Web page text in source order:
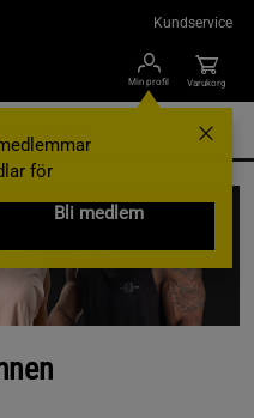
Kundservice
Min profil
för
Bli medlem
Varukorg